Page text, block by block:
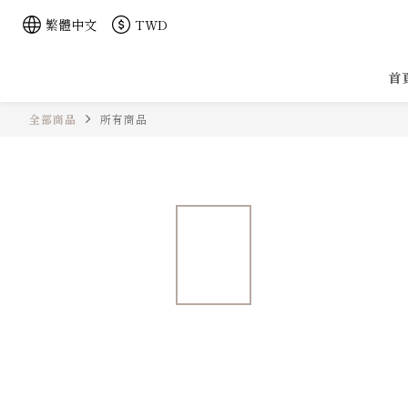
繁體中文 TWD
首
全部商品 所有商品